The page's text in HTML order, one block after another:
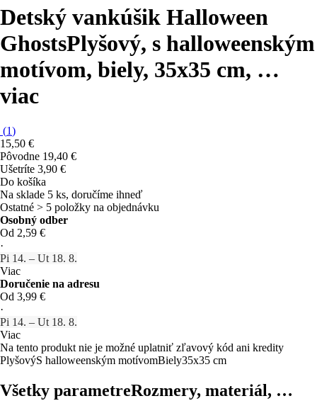
Detský vankúšik Halloween
GhostsPlyšový, s halloweenským
motívom, biely, 35x35 cm, …
viac
(1)
15,50 €
Pôvodne 19,40 €
Ušetríte 3,90 €
Do košíka
Na sklade 5 ks, doručíme ihneď
Ostatné > 5 položky na objednávku
Osobný odber
Od 2,59 €
·
Pi 14. – Ut 18. 8.
Viac
Doručenie na adresu
Od 3,99 €
·
Pi 14. – Ut 18. 8.
Viac
Na tento produkt nie je možné uplatniť zľavový kód ani kredity
PlyšovýS halloweenským motívomBiely35x35 cm
Všetky parametreRozmery, materiál, …